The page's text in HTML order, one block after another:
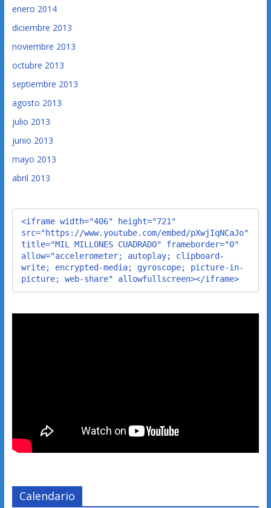
enero 2014
diciembre 2013
noviembre 2013
octubre 2013
septiembre 2013
agosto 2013
julio 2013
junio 2013
mayo 2013
abril 2013
<iframe width="406" height="721"
src="https://www.youtube.com/embed/pXwjIqNCaJo"
title="MIL MILLONES CUADRADO" frameborder="0"
allow="accelerometer; autoplay; clipboard-
write; encrypted-media; gyroscope; picture-in-
picture; web-share" allowfullscreen></iframe>
Calendario